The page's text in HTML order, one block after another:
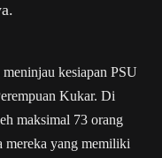
kesiapan PSU
Kukar. Di
maksimal 73 orang
mereka yang memiliki